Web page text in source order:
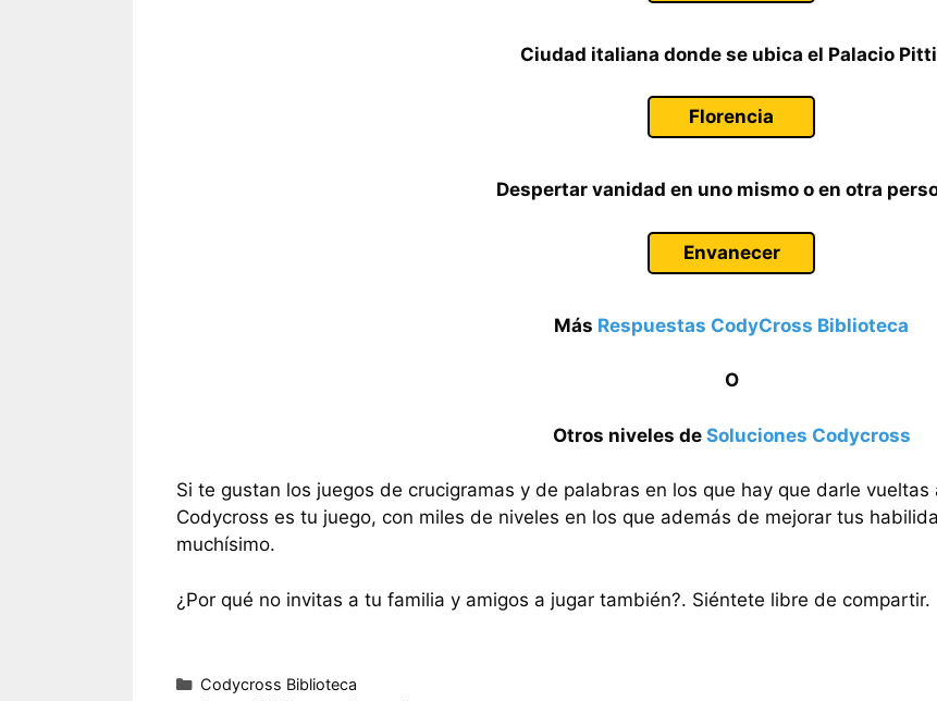
Ciudad italiana donde se ubica el Palacio
Florencia
Despertar vanidad en uno mismo o en otra
Envanecer
Más Respuestas CodyCross Biblioteca
O
Otros niveles de Soluciones Codycross
Si te gustan los juegos de crucigramas y de palabras en los que hay que darle
Codycross es tu juego, con miles de niveles en los que además de mejorar tus
muchísimo.
¿Por qué no invitas a tu familia y amigos a jugar también?. Siéntete libre de compartir.
Categorías
Codycross Biblioteca